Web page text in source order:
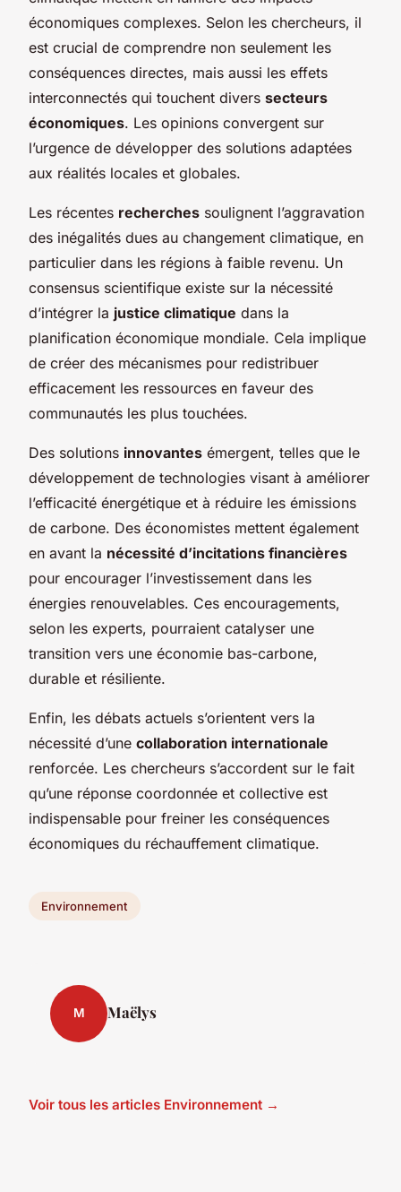
économiques complexes. Selon les chercheurs, il
est crucial de comprendre non seulement les
conséquences directes, mais aussi les effets
interconnectés qui touchent divers secteurs
économiques. Les opinions convergent sur
l’urgence de développer des solutions adaptées
aux réalités locales et globales.
Les récentes recherches soulignent l’aggravation
des inégalités dues au changement climatique, en
particulier dans les régions à faible revenu. Un
consensus scientifique existe sur la nécessité
d’intégrer la justice climatique dans la
planification économique mondiale. Cela implique
de créer des mécanismes pour redistribuer
efficacement les ressources en faveur des
communautés les plus touchées.
Des solutions innovantes émergent, telles que le
développement de technologies visant à améliorer
l’efficacité énergétique et à réduire les émissions
de carbone. Des économistes mettent également
en avant la nécessité d’incitations financières
pour encourager l’investissement dans les
énergies renouvelables. Ces encouragements,
selon les experts, pourraient catalyser une
transition vers une économie bas-carbone,
durable et résiliente.
Enfin, les débats actuels s’orientent vers la
nécessité d’une collaboration internationale
renforcée. Les chercheurs s’accordent sur le fait
qu’une réponse coordonnée et collective est
indispensable pour freiner les conséquences
économiques du réchauffement climatique.
Environnement
M Maëlys
Voir tous les articles Environnement →